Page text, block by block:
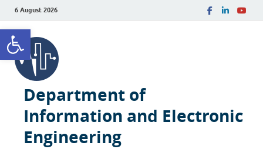
Open toolbar
6 August 2026
Department of
Information and Electronic
Engineering